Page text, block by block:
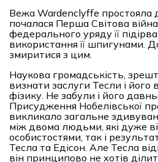
Вежа Wardenclyffe простояла
почалася Перша Світова
федерального уряду її
використання її шпигунами.
змиритися з цим.
Наукова громадськість,
визнати заслуги Тесли і його
фізику. Не забули і його
Присудження Нобелівської
викликало загальне
між двома людьми, які дуже
особистостями, так і
Тесла та Едісон. Але Тесла
він принципово не хотів